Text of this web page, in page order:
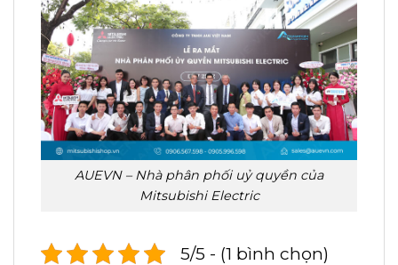
AUEVN – Nhà phân phối uỷ quyền của
Mitsubishi Electric
5/5 - (1 bình chọn)